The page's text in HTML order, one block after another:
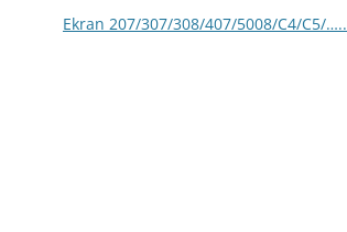
Ekran 207/307/308/407/5008/C4/C5/…..